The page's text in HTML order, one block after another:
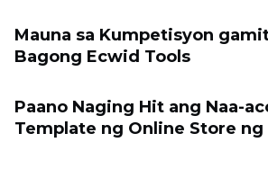
Mauna sa Kumpetisyon
Bagong Ecwid Tools
Paano Naging Hit ang Naa-
Template ng Online Store ng